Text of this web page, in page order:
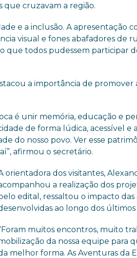
que cruzavam a região.
e a inclusão. A apresentação
visual e fones abafadores de
que todos pudessem participar
a importância de promover
é unir memória, educação e
de forma lúdica, acessível e
do nosso povo. Ver esse
afirmou o secretário.
orientadora dos visitantes,
a realização dos
edital, ressaltou o impacto das
ao longo dos últimos
muitos encontros, muito
da nossa equipe para
melhor forma. As Aventuras da